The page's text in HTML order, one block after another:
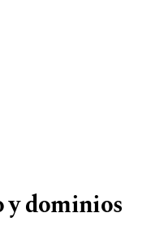
y dominios